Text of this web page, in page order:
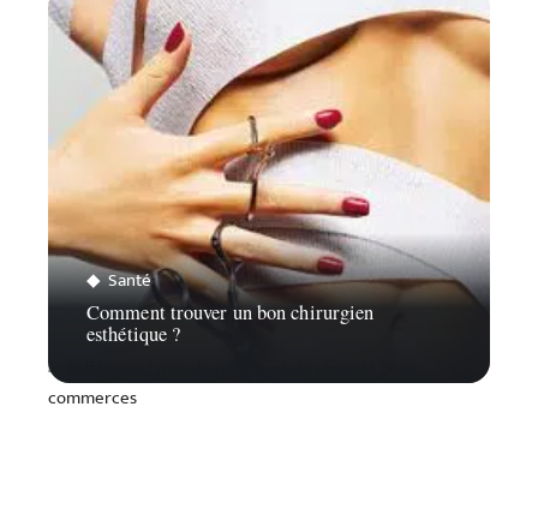
Santé
Comment trouver un bon chirurgien
esthétique ?